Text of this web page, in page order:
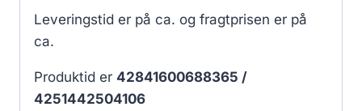
Leveringstid er på ca. og fragtprisen er på
ca.
Produktid er 42841600688365 /
4251442504106